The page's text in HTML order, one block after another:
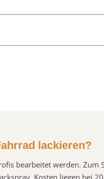
lackieren?
bearbeitet werden. Zum